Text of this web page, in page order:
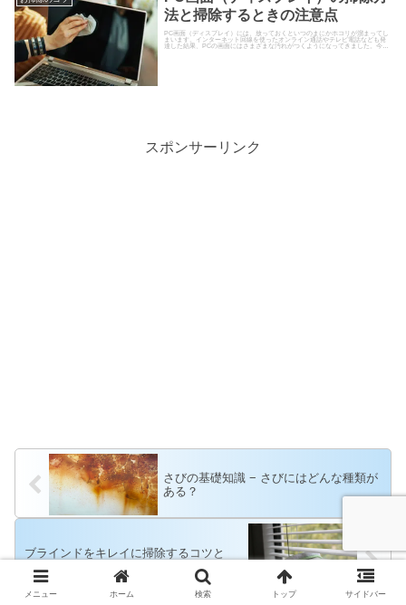
法と掃除するときの注意点
PC画面（ディスプレイ）には、放っておくといつのまにかホコリが溜まってし
まいます。インターネット回線を使ったオンライン通話やテレビ電話なども発
達した結果、PCの画面にはさまざまな汚れがつくようになってきました。今回
スポンサーリンク
さびの基礎知識 − さびにはどんな種類が
ある？
ブラインドをキレイに掃除するコツと
は？
メニュー ホーム 検索 トップ サイドバー